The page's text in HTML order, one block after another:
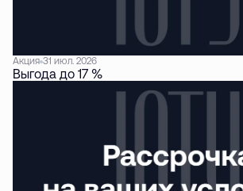
Акция 31 июл. 2026
Выгода до 17 %